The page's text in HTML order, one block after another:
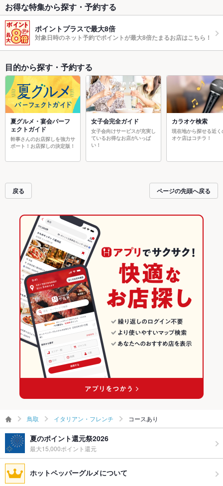
お得な特集から探す・予約する
ポイントプラスで最大8倍
対象日時のネット予約でポイントが最大8倍たまるお店はこちら！
目的から探す・予約する
夏グルメ・宴会パーフ
ェクトガイド
幹事さんのお店探しを強力サ
ポート！お店探しの決定版！
女子会完全ガイド
女子会向けサービスが充実し
ているお得なお店がいっぱ
い！
カラオケ検索
現在地から探せる近く
オケ店はコチラ！
戻る ページの先頭へ戻る
鳥取 イタリアン・フレンチ コースあり
夏のポイント還元祭2026
最大15,000ポイント還元
ホットペッパーグルメについて